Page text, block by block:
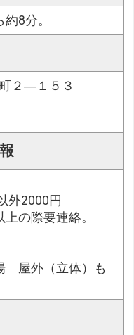
8分。
２―１５３
外2000円
の際要連絡。
屋外（立体）も